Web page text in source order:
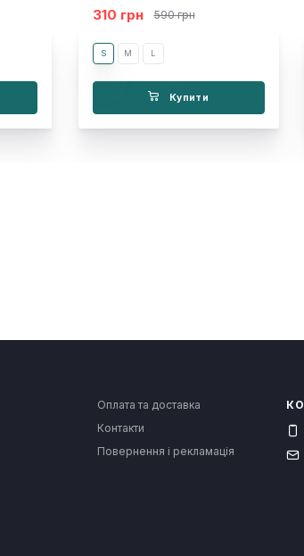
310 грн 590 грн
S M L
Купити
Оплата та доставка
Контакти
Повернення і рекламація